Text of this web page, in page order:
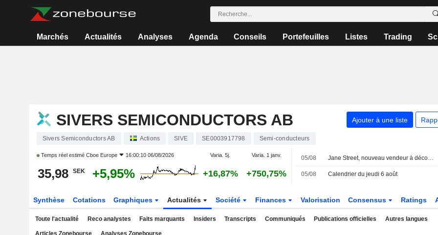
Marchés Actualités Analyses Agenda Conseils Portefeuilles Listes Trading
SIVERS SEMICONDUCTORS AB Ajouter à une liste
Sivers Semiconductors AB Actions SIVE SE0003917798 Semi-conducteurs
Temps réel estimé Cboe Europe 16:00:10 06/08/2026 Varia. 5j. Varia. 1 janv.
35,98 SEK +5,95% +16,87% +750,75%
05/08 Jane Street, nouveau vendeur à découvert déclaré chez Sivers Semiconductors
05/08 Calendrier du jeudi 6 août
Synthèse Cotations Graphiques Actualités Société Finances Valorisation Consensus Ratings
Toute l'actualité Reco analystes Faits marquants Insiders Transcripts Communiqués Publications officielles Autres langues
Articles Zonebourse Analyses Zonebourse